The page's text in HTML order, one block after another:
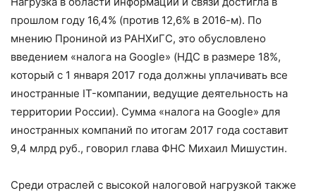
прошлом году 16,4% (против 12,6% в 2016-м). По
мнению Прониной из РАНХиГС, это обусловлено
введением «налога на Google» (НДС в размере 18%,
который с 1 января 2017 года должны уплачивать все
иностранные IT-компании, ведущие деятельность на
территории России). Сумма «налога на Google» для
иностранных компаний по итогам 2017 года составит
9,4 млрд руб., говорил глава ФНС Михаил Мишустин.
Среди отраслей с высокой налоговой нагрузкой также